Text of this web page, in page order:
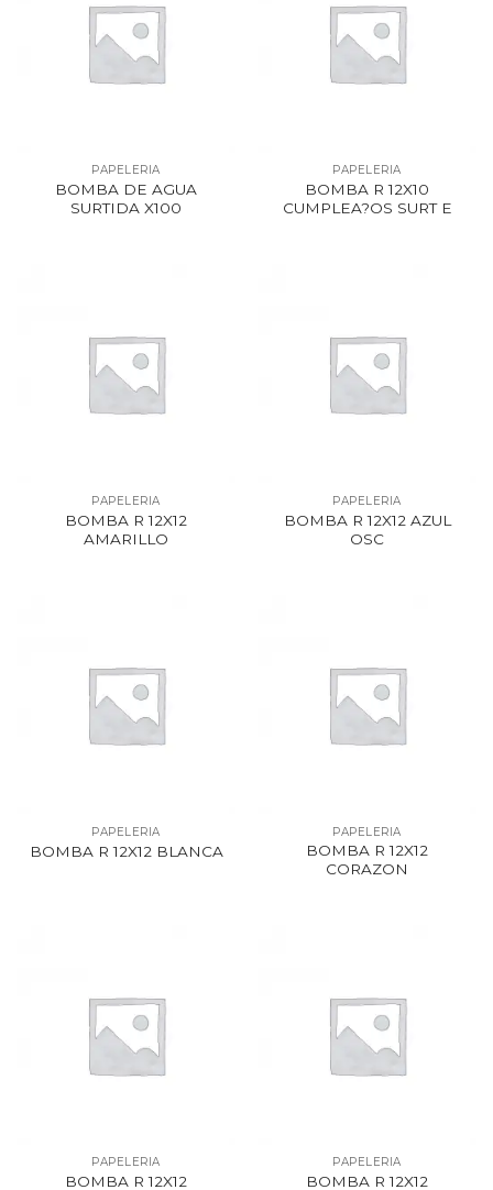
PAPELERIA
BOMBA DE AGUA
SURTIDA X100
PAPELERIA
BOMBA R 12X10
CUMPLEA?OS SURT E
PAPELERIA
BOMBA R 12X12
AMARILLO
PAPELERIA
BOMBA R 12X12 AZUL
OSC
PAPELERIA
BOMBA R 12X12 BLANCA
PAPELERIA
BOMBA R 12X12
CORAZON
PAPELERIA
BOMBA R 12X12
PAPELERIA
BOMBA R 12X12